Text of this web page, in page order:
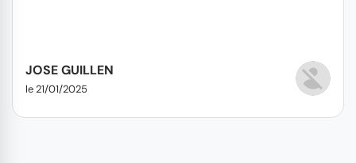
JOSE GUILLEN
le 21/01/2025